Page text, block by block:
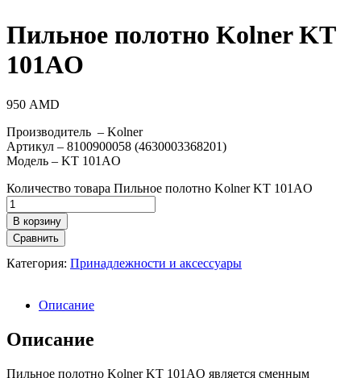
Пильное полотно Kolner KT
101AO
950 AMD
Производитель – Kolner
Артикул – 8100900058 (4630003368201)
Модель – KT 101AO
Количество товара Пильное полотно Kolner KT 101AO
В корзину
Сравнить
Категория: Принадлежности и аксессуары
Описание
Описание
Пильное полотно Kolner KT 101AO является сменным